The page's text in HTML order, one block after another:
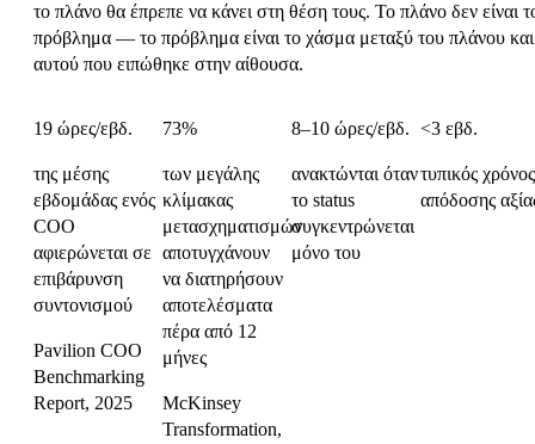
το πλάνο θα έπρεπε να κάνει στη θέση τους. Το πλάνο δεν είναι
πρόβλημα — το πρόβλημα είναι το χάσμα μεταξύ του πλάνου και
αυτού που ειπώθηκε στην αίθουσα.
19 ώρες/εβδ.
της μέσης
εβδομάδας ενός
COO
αφιερώνεται σε
επιβάρυνση
συντονισμού
Pavilion COO
Benchmarking
Report, 2025
73%
των μεγάλης
κλίμακας
μετασχηματισμών
αποτυγχάνουν
να διατηρήσουν
αποτελέσματα
πέρα από 12
μήνες
McKinsey
Transformation,
8–10 ώρες/εβδ.
ανακτώνται όταν
το status
συγκεντρώνεται
μόνο του
<3 εβδ.
τυπικός χρόνος
απόδοσης